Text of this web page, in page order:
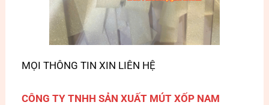
MỌI THÔNG TIN XIN LIÊN HỆ
CÔNG TY TNHH SẢN XUẤT MÚT XỐP NAM